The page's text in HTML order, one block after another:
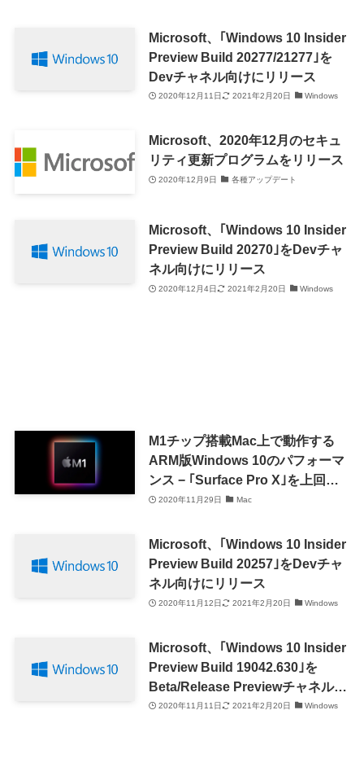
Microsoft、｢Windows 10 Insider
Preview Build 20277/21277｣を
Devチャネル向けにリリース
2020年12月11日 2021年2月20日 Windows
Microsoft、2020年12月のセキュ
リティ更新プログラムをリリース
2020年12月9日 各種アップデート
Microsoft、｢Windows 10 Insider
Preview Build 20270｣をDevチャ
ネル向けにリリース
2020年12月4日 2021年2月20日 Windows
M1チップ搭載Mac上で動作する
ARM版Windows 10のパフォーマ
ンス − ｢Surface Pro X｣を上回る
結果に
2020年11月29日 Mac
Microsoft、｢Windows 10 Insider
Preview Build 20257｣をDevチャ
ネル向けにリリース
2020年11月12日 2021年2月20日 Windows
Microsoft、｢Windows 10 Insider
Preview Build 19042.630｣を
Beta/Release Previewチャネル向
けにリリース
2020年11月11日 2021年2月20日 Windows